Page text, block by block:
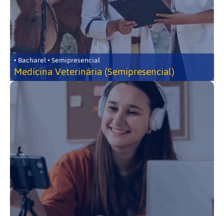
• Bacharel • Semipresencial
Medicina Veterinária (Semipresencial)